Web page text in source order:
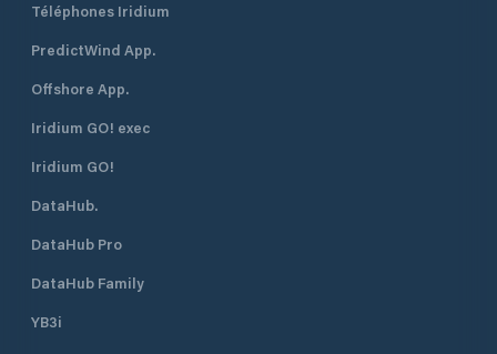
Téléphones Iridium
PredictWind App.
Offshore App.
Iridium GO! exec
Iridium GO!
DataHub.
DataHub Pro
DataHub Family
YB3i